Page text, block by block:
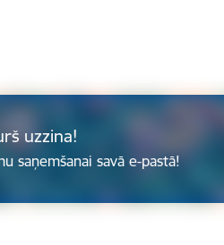
uzzina!
saņemšanai savā e-pastā!